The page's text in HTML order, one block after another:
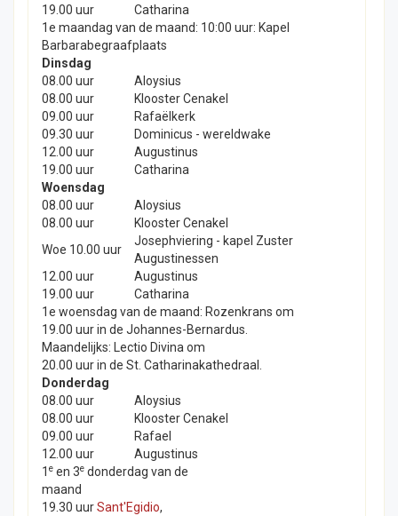
19.00 uur
Catharina
1e maandag van de maand: 10:00 uur: Kapel
Barbarabegraafplaats
Dinsdag
08.00 uur
Aloysius
08.00 uur
Klooster Cenakel
09.00 uur
Rafaëlkerk
09.30 uur
Dominicus - wereldwake
12.00 uur
Augustinus
19.00 uur
Catharina
Woensdag
08.00 uur
Aloysius
08.00 uur
Klooster Cenakel
Woe 10.00 uur
Josephviering - kapel Zuster
Augustinessen
12.00 uur
Augustinus
19.00 uur
Catharina
1e woensdag van de maand: Rozenkrans om
19.00 uur in de Johannes-Bernardus.
Maandelijks: Lectio Divina om
20.00 uur in de St. Catharinakathedraal.
Donderdag
08.00 uur
Aloysius
08.00 uur
Klooster Cenakel
09.00 uur
Rafael
12.00 uur
Augustinus
1 e en 3e donderdag van de
maand
19.30 uurSant'Egidio,